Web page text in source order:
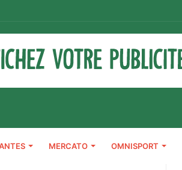
MERCATO OMNISPORT